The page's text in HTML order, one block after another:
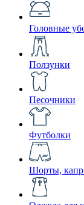
Головные
Ползунки
Песочники
Футболки
Шорты,